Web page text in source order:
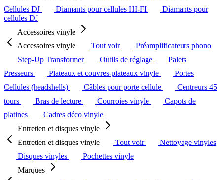
Cellules DJ
Diamants pour cellules HI-FI
Diamants pour
cellules DJ
Accessoires vinyle
Accessoires vinyle
Tout voir
Préamplificateurs phono
Step-Up Transformer
Outils de réglage
Palets
Presseurs
Plateaux et couvres-plateaux vinyle
Portes
Cellules (headshells)
Câbles pour porte cellule
Centreurs 45
tours
Bras de lecture Courroies vinyle
Capots de
platines
Cadres déco vinyle
Entretien et disques vinyle
Entretien et disques vinyle
Tout voir
Nettoyage vinyles
Disques vinyles
Pochettes vinyle
Marques